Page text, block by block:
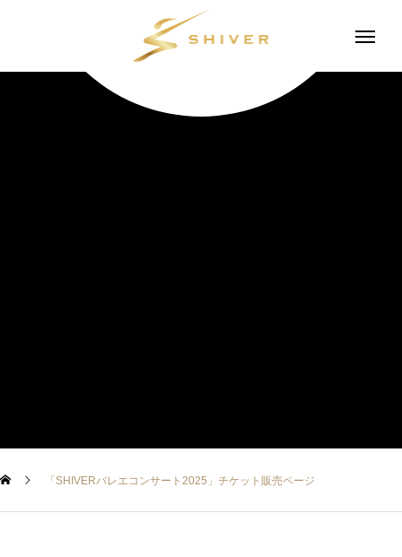
「SHIVERバレエコンサート2025」チケット販売ページ